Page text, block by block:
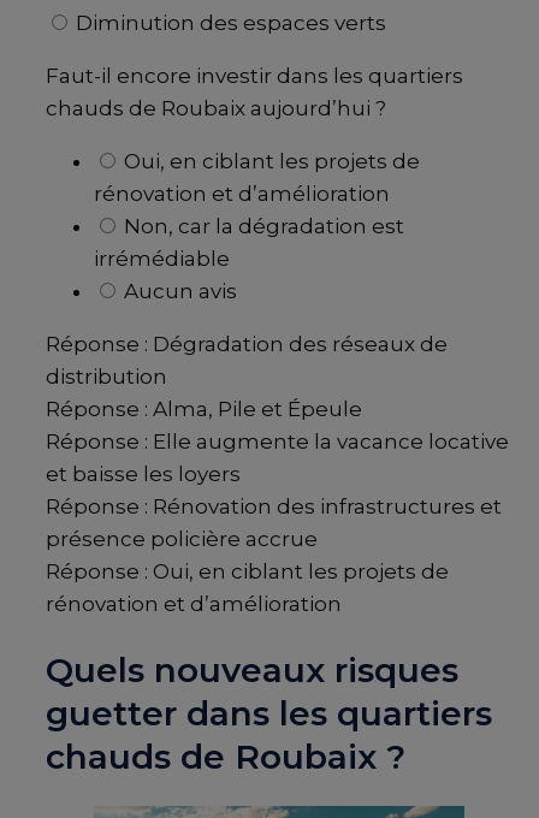
Diminution des espaces verts
Faut-il encore investir dans les quartiers
chauds de Roubaix aujourd’hui ?
Oui, en ciblant les projets de
rénovation et d’amélioration
Non, car la dégradation est
irrémédiable
Aucun avis
Réponse : Dégradation des réseaux de
distribution
Réponse : Alma, Pile et Épeule
Réponse : Elle augmente la vacance locative
et baisse les loyers
Réponse : Rénovation des infrastructures et
présence policière accrue
Réponse : Oui, en ciblant les projets de
rénovation et d’amélioration
Quels nouveaux risques
guetter dans les quartiers
chauds de Roubaix ?